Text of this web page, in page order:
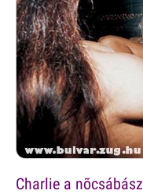
Charlie a nõcsábász